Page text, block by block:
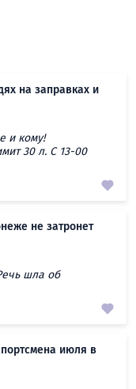
на заправках и
и кому!
30 л. С 13-00
не затронет
шла об
июля в